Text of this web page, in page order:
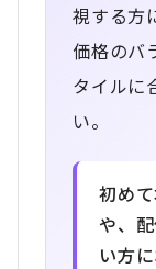
視する方
価格のバ
タイルに
い。
初め
や、
い方